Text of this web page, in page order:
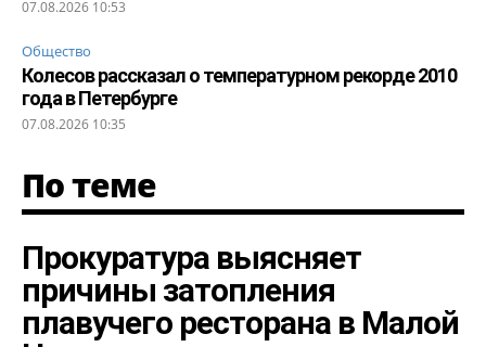
07.08.2026 10:53
Общество
Колесов рассказал о температурном рекорде 2010
года в Петербурге
07.08.2026 10:35
По теме
Прокуратура выясняет
причины затопления
плавучего ресторана в Малой